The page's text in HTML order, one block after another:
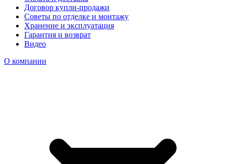
Договор купли-продажи
Советы по отделке и монтажу
Хранение и эксплуатация
Гарантия и возврат
Видео
О компании